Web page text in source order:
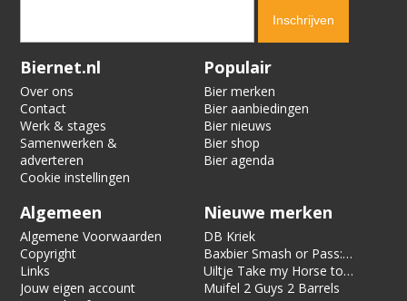
Verification code:
Biernet.nl
Over ons
Contact
Werk & stages
Samenwerken &
adverteren
Cookie instellingen
Populair
Bier merken
Bier aanbiedingen
Bier nieuws
Bier shop
Bier agenda
Algemeen
Algemene Voorwaarden
Copyright
Links
Jouw eigen account
Nieuwe merken
DB Kriek
Baxbier Smash or Pass:
Strata
Uiltje Take my Horse to
the Hotel Room
Muifel 2 Guys 2 Barrels